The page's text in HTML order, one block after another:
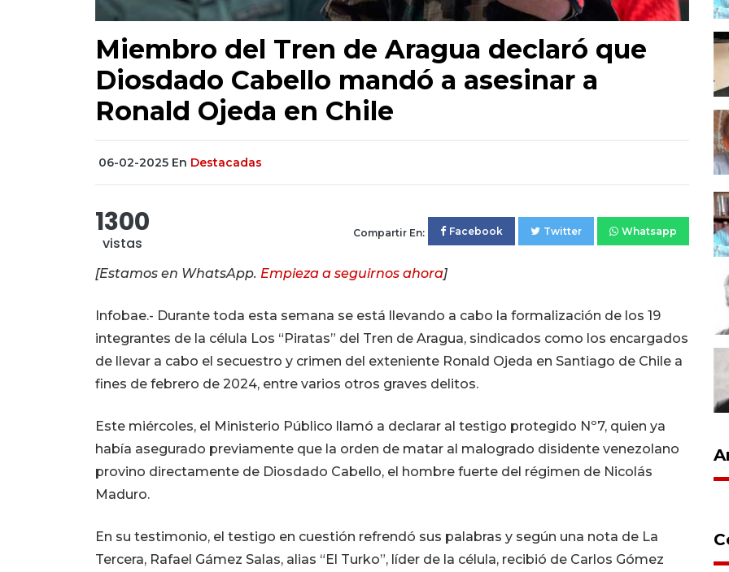
Miembro del Tren de Aragua declaró que
Diosdado Cabello mandó a asesinar a
Ronald Ojeda en Chile
06-02-2025 En Destacadas
1300
vistas
Compartir En: Facebook Twitter Whatsapp
[Estamos en WhatsApp. Empieza a seguirnos ahora]
Infobae.- Durante toda esta semana se está llevando a cabo la formalización de los 19
integrantes de la célula Los “Piratas” del Tren de Aragua, sindicados como los encargados
de llevar a cabo el secuestro y crimen del exteniente Ronald Ojeda en Santiago de Chile a
fines de febrero de 2024, entre varios otros graves delitos.
Este miércoles, el Ministerio Público llamó a declarar al testigo protegido Nº7, quien ya
había asegurado previamente que la orden de matar al malogrado disidente venezolano
provino directamente de Diosdado Cabello, el hombre fuerte del régimen de Nicolás
Maduro.
En su testimonio, el testigo en cuestión refrendó sus palabras y según una nota de La
Tercera, Rafael Gámez Salas, alias “El Turko”, líder de la célula, recibió de Carlos Gómez